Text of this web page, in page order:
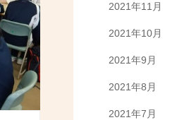
2021年11月
2021年10月
2021年9月
2021年8月
2021年7月